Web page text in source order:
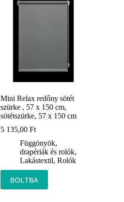
Mini Relax redőny sötét
szürke , 57 x 150 cm,
sötétszürke, 57 x 150 cm
5 135,00Ft
Függönyök,
drapériák és rolók,
Lakástextil,Rolók
BOLTBA